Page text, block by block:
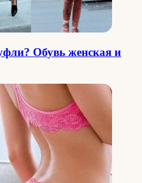
Обувь женская и